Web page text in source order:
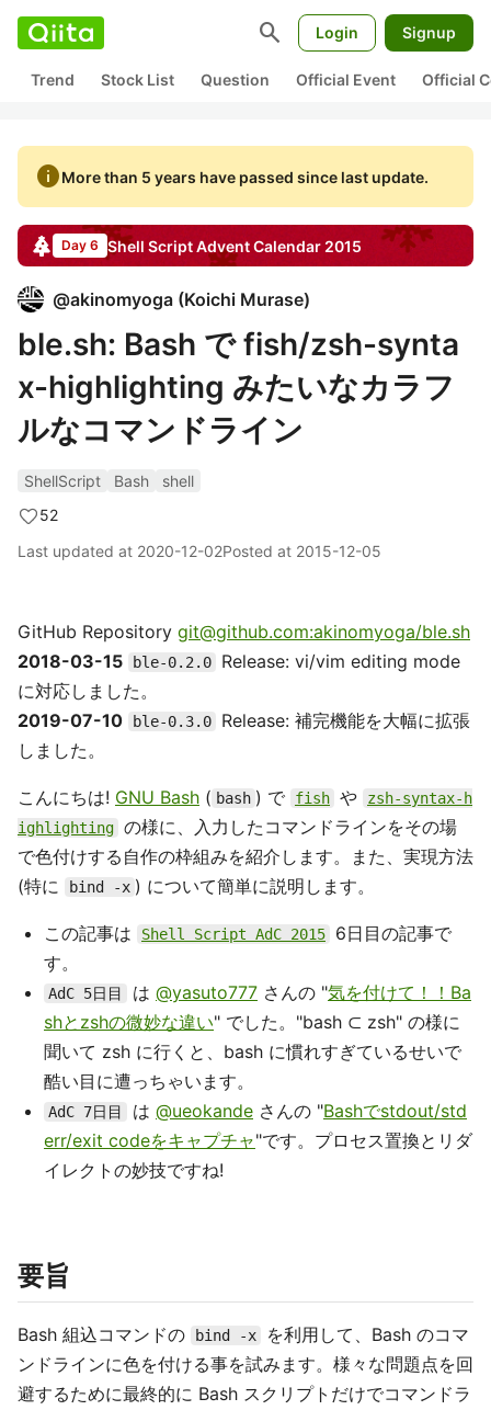
search Login Signup
Trend Stock List Question Official Event Official
infoMore than 5 years have passed since last update.
Day 6 Shell ScriptAdvent Calendar 2015
@akinomyoga (Koichi Murase)
ble.sh: Bash で fish/zsh-synta
x-highlighting みたいなカラフ
ルなコマンドライン
ShellScript Bash
shell
52
Last updated at 2020-12-02Posted at 2015-12-05
GitHub Repository git@github.com:akinomyoga/ble.sh
2018-03-15
ble-0.2.0
Release: vi/vim editing mode
に対応しました。
2019-07-10
ble-0.3.0
Release: 補完機能を大幅に拡張
しました。
こんにちは! GNU Bash ( bash ) で fish や
zsh-syntax-h
ighlighting の様に、入力したコマンドラインをその場
で色付けする自作の枠組みを紹介します。また、実現方法
(特に
bind -x ) について簡単に説明します。
この記事は Shell Script AdC 2015
6日目の記事で
す。
AdC 5日目 は @yasuto777 さんの "気を付けて！！Ba
shとzshの微妙な違い" でした。"bash ⊂ zsh" の様に
聞いて zsh に行くと、bash に慣れすぎているせいで
酷い目に遭っちゃいます。
AdC 7日目 は @ueokande さんの "Bashでstdout/std
err/exit codeをキャプチャ"です。プロセス置換とリダ
イレクトの妙技ですね!
要旨
Bash 組込コマンドの bind -x
を利用して、Bash のコマ
ンドラインに色を付ける事を試みます。様々な問題点を回
避するために最終的に Bash スクリプトだけでコマンドラ